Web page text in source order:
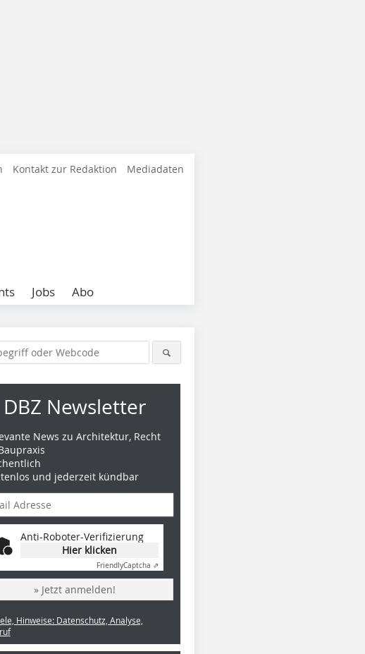
Kontakt zur Redaktion Mediadaten
Jobs Abo
Sommer,
DBZ Newsletter
News zu Architektur, Recht
und jederzeit kündbar
Anti-Roboter-Verifizierung
Hier klicken
FriendlyCaptcha ⇗
» Jetzt anmelden!
Hinweise: Datenschutz, Analyse,